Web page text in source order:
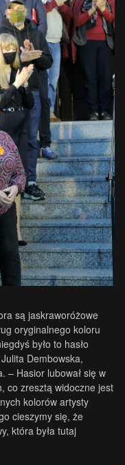
są jaskraworóżowe
oryginalnego koloru
było to hasło
Dembowska,
– Hasior lubował się w
co zresztą widoczne jest
kolorów artysty
cieszymy się, że
która była tutaj